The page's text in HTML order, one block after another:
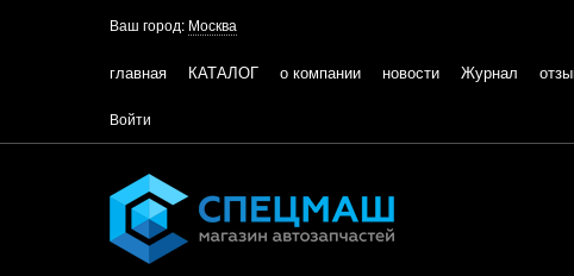
Ваш город: Москва
главная КАТАЛОГ о компании новости Журнал
Войти